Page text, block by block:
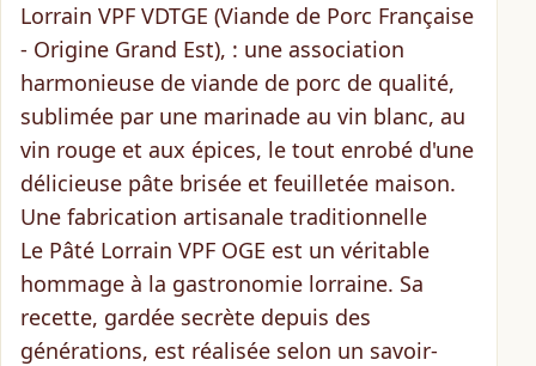
Lorrain VPF VDTGE (Viande de Porc Française
- Origine Grand Est), : une association
harmonieuse de viande de porc de qualité,
sublimée par une marinade au vin blanc, au
vin rouge et aux épices, le tout enrobé d'une
délicieuse pâte brisée et feuilletée maison.
Une fabrication artisanale traditionnelle
Le Pâté Lorrain VPF OGE est un véritable
hommage à la gastronomie lorraine. Sa
recette, gardée secrète depuis des
générations, est réalisée selon un savoir-